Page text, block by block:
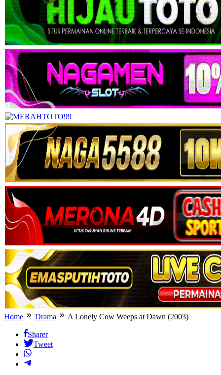
Home Drama A Lonely Cow Weeps at Dawn (2003)
Sharer
Tweet